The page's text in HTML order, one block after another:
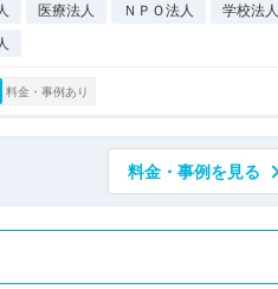
医療法人 ＮＰＯ法人
学校法人
料金・事例あり
料金・事例を見る